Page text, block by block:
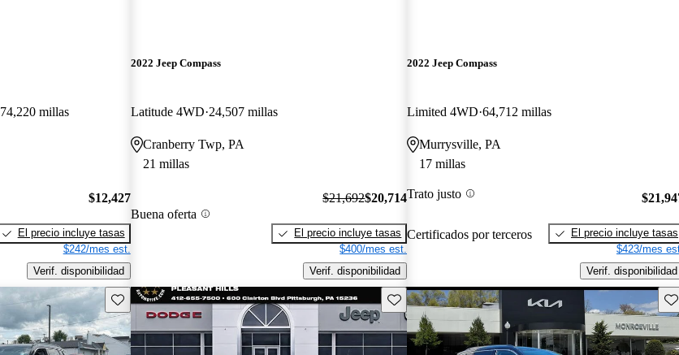
74,220 millas
$12,427
El precio incluye tasas
$242/mes est.
Verif. disponibilidad
2022 Jeep Compass
Latitude 4WD 24,507 millas
Cranberry Twp, PA
21 millas
Buena oferta
$21,692$20,714
El precio incluye tasas
$400/mes est.
Verif. disponibilidad
2022 Jeep Compass
Limited 4WD 64,712 millas
Murrysville, PA
17 millas
Trato justo
Certificados por terceros
El precio incluye tasas
$423/mes
Verif. disponibilidad
Guarda este Aviso Guarda este Aviso